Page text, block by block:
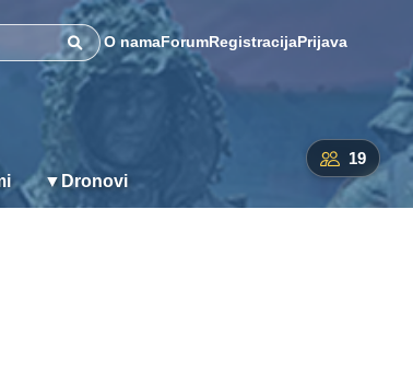
▼ Dronovi
Pretraži
O namaForumRegistracijaPrijava
19